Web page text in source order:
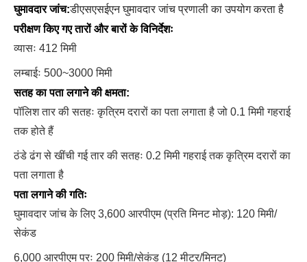
घुमावदार जांच:डीएसएसईएन घुमावदार जांच प्रणाली का उपयोग करता है
परीक्षण किए गए तारों और बारों के विनिर्देशः
व्यासः 412 मिमी
लम्बाईः 500~3000 मिमी
सतह का पता लगाने की क्षमता:
पॉलिश तार की सतहः कृत्रिम दरारों का पता लगाता है जो 0.1 मिमी गहराई
तक होते हैं
ठंडे ढंग से खींची गई तार की सतहः 0.2 मिमी गहराई तक कृत्रिम दरारों का
पता लगाता है
पता लगाने की गतिः
घुमावदार जांच के लिए 3,600 आरपीएम (प्रति मिनट मोड़): 120 मिमी/
सेकंड
6,000 आरपीएम परः 200 मिमी/सेकंड (12 मीटर/मिनट)